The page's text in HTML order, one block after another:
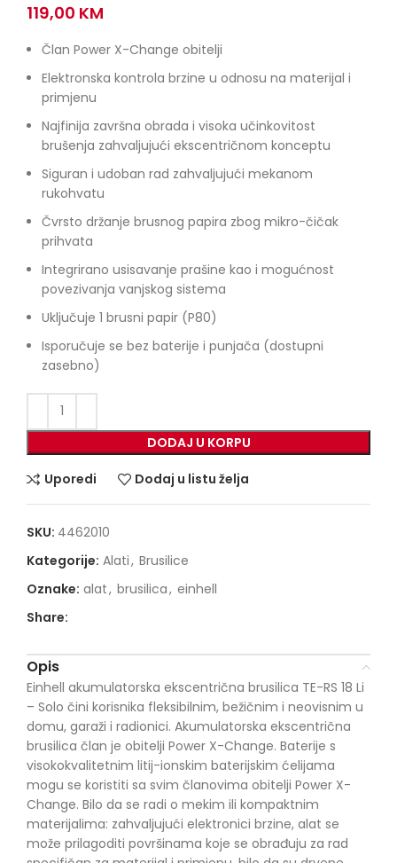
119,00 KM
Član Power X-Change obitelji
Elektronska kontrola brzine u odnosu na materijal i
primjenu
Najfinija završna obrada i visoka učinkovitost
brušenja zahvaljujući ekscentričnom konceptu
Siguran i udoban rad zahvaljujući mekanom
rukohvatu
Čvrsto držanje brusnog papira zbog mikro-čičak
prihvata
Integrirano usisavanje prašine kao i mogućnost
povezivanja vanjskog sistema
Uključuje 1 brusni papir (P80)
Isporučuje se bez baterije i punjača (dostupni
zasebno)
DODAJ U KORPU
Uporedi Dodaj u listu želja
SKU: 4462010
Kategorije: Alati, Brusilice
Oznake: alat, brusilica, einhell
Share:
Opis
Einhell akumulatorska ekscentrična brusilica TE-RS 18 Li
– Solo čini korisnika fleksibilnim, bežičnim i neovisnim u
domu, garaži i radionici. Akumulatorska ekscentrična
brusilica član je obitelji Power X-Change. Baterije s
visokokvalitetnim litij-ionskim baterijskim ćelijama
mogu se koristiti sa svim članovima obitelji Power X-
Change. Bilo da se radi o mekim ili kompaktnim
materijalima: zahvaljujući elektronici brzine, alat se
može prilagoditi površinama koje se obrađuju za rad